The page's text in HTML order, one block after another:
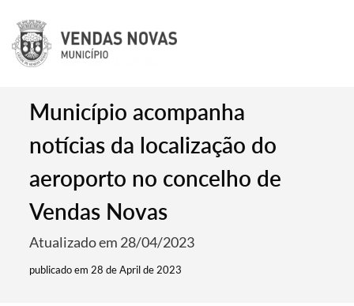
Município acompanha
notícias da localização do
aeroporto no concelho de
Vendas Novas
Atualizado em 28/04/2023
publicado em 28 de April de 2023